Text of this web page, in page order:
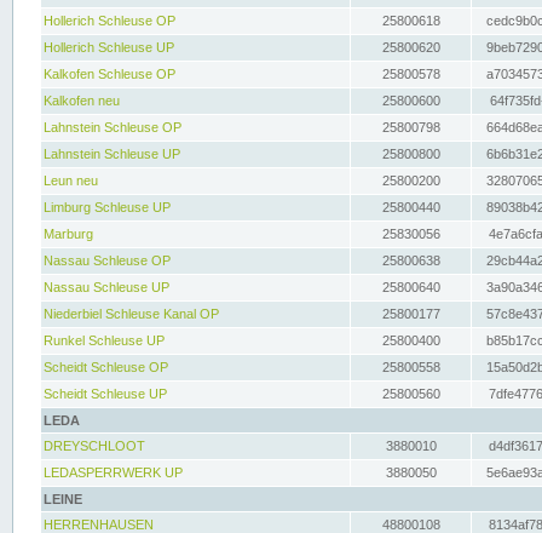
Hollerich Schleuse OP
25800618
Hollerich Schleuse UP
25800620
Kalkofen Schleuse OP
25800578
Kalkofen neu
25800600
Lahnstein Schleuse OP
25800798
Lahnstein Schleuse UP
25800800
Leun neu
25800200
Limburg Schleuse UP
25800440
Marburg
25830056
Nassau Schleuse OP
25800638
Nassau Schleuse UP
25800640
Niederbiel Schleuse Kanal OP
25800177
Runkel Schleuse UP
25800400
Scheidt Schleuse OP
25800558
Scheidt Schleuse UP
25800560
LEDA
DREYSCHLOOT
3880010
LEDASPERRWERK UP
3880050
LEINE
HERRENHAUSEN
48800108